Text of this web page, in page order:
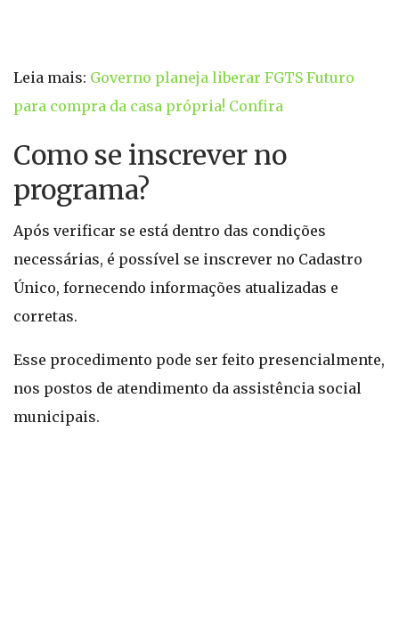
Leia mais: Governo planeja liberar FGTS Futuro
para compra da casa própria! Confira
Como se inscrever no
programa?
Após verificar se está dentro das condições
necessárias, é possível se inscrever no Cadastro
Único, fornecendo informações atualizadas e
corretas.
Esse procedimento pode ser feito presencialmente,
nos postos de atendimento da assistência social
municipais.